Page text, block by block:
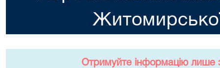
Отримуйте інформацію лише